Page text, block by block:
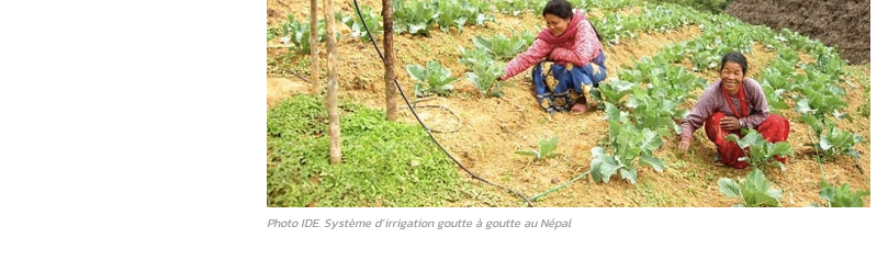
Photo IDE. Système d’irrigation goutte à goutte au Népal